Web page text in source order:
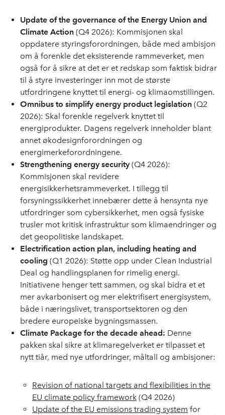
Update of the governance of the Energy Union and
Climate Action (Q4 2026): Kommisjonen skal
oppdatere styringsforordningen, både med ambisjon
om å forenkle det eksisterende rammeverket, men
også for å sikre at det er et redskap som faktisk bidrar
til å styre investeringer inn mot de største
utfordringene knyttet til energi- og klimaomstillingen.
Omnibus to simplify energy product legislation (Q2
2026): Skal forenkle regelverk knyttet til
energiprodukter. Dagens regelverk inneholder blant
annet økodesignforordningen og
energimerkeforordningene.
Strengthening energy security (Q4 2026):
Kommisjonen skal revidere
energisikkerhetsrammeverket. I tillegg til
forsyningssikkerhet innebærer dette å hensynta nye
utfordringer som cybersikkerhet, men også fysiske
trusler mot kritisk infrastruktur som klimaendringer og
det geopolitiske landskapet.
Electrification action plan, including heating and
cooling (Q1 2026): Støtte opp under Clean Industrial
Deal og handlingsplanen for rimelig energi.
Initiativene henger tett sammen, og skal bidra et et
mer avkarbonisert og mer elektrifisert energisystem,
både i næringslivet, transportsektoren og den
bredere europeiske bygningsmassen.
Climate Package for the decade ahead: Denne
pakken skal sikre at klimaregelverket er tilpasset et
nytt tiår, med nye utfordringer, måltall og ambisjoner:
Revision of national targets and flexibilities in the
EU climate policy framework (Q4 2026)
Update of the EU emissions trading system for